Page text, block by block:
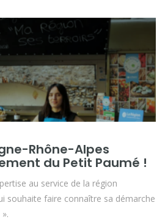
Rhône-Alpes
du Petit Paumé !
au service de la région
souhaite faire connaître sa démarche